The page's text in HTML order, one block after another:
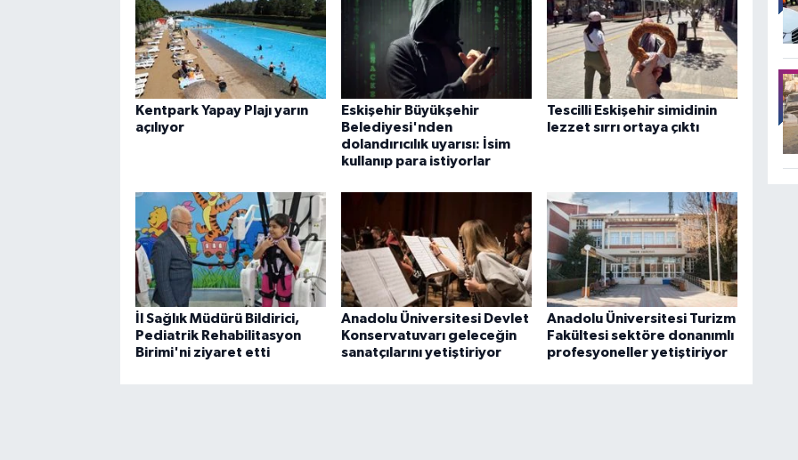
Kentpark Yapay Plajı yarın
açılıyor
Eskişehir Büyükşehir
Belediyesi'nden
dolandırıcılık uyarısı: İsim
kullanıp para istiyorlar
Tescilli Eskişehir simidinin
lezzet sırrı ortaya çıktı
İl Sağlık Müdürü Bildirici,
Pediatrik Rehabilitasyon
Birimi'ni ziyaret etti
Anadolu Üniversitesi Devlet
Konservatuvarı geleceğin
sanatçılarını yetiştiriyor
Anadolu Üniversitesi Turizm
Fakültesi sektöre donanımlı
profesyoneller yetiştiriyor